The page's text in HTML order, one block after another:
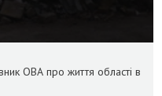
ОВА про життя області в